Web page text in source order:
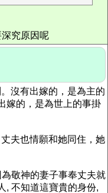
究原因呢
沒有出嫁的，是為主的
嫁的，是為世上的事掛
夫也情願和她同住，她
敬神的妻子事奉丈夫就
, 不知道這寶貴的身份,